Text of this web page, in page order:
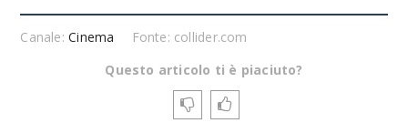
Canale:Cinema
Fonte: collider.com
Questo articolo ti è piaciuto?